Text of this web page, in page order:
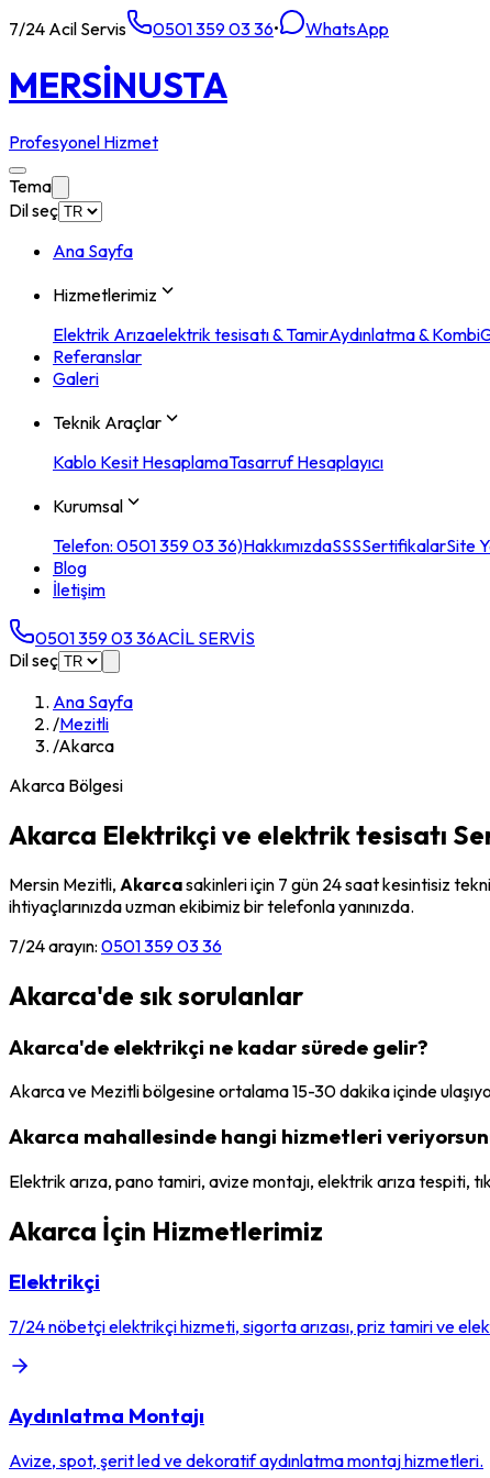
7/24 Acil Servis 0501 359 03 36• WhatsApp
MERSİNUSTA
Profesyonel Hizmet
Tema
Dil seç
Ana Sayfa
Hizmetlerimiz
Elektrik Arızaelektrik tesisatı & TamirAydınlatma & Kombi
Referanslar
Galeri
Teknik Araçlar
Kablo Kesit HesaplamaTasarruf Hesaplayıcı
Kurumsal
Telefon: 0501 359 03 36)HakkımızdaSSSSertifikalarSite
Blog
İletişim
0501 359 03 36ACİL SERVİS
Dil seç
Ana Sayfa
/Mezitli
/Akarca
Akarca Bölgesi
Akarca Elektrikçi ve elektrik tesisatı
Mersin Mezitli, Akarcasakinleri için 7 gün 24 saat kesintisiz
ihtiyaçlarınızda uzman ekibimiz bir telefonla yanınızda.
7/24 arayın: 0501 359 03 36
Akarca'de sık sorulanlar
Akarca'de elektrikçi ne kadar sürede gelir?
Akarca ve Mezitli bölgesine ortalama 15-30 dakika içinde
Akarca mahallesinde hangi hizmetleri
Elektrik arıza, pano tamiri, avize montajı, elektrik arıza tespiti,
Akarca İçin Hizmetlerimiz
Elektrikçi
7/24 nöbetçi elektrikçi hizmeti, sigorta arızası, priz tamiri ve
Aydınlatma Montajı
Avize, spot, şerit led ve dekoratif aydınlatma montaj hizmetleri.